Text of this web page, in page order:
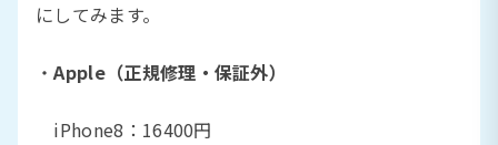
にしてみます。
・Apple（正規修理・保証外）
iPhone8：16400円